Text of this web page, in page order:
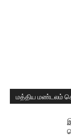
மத்திய மண்டலம்